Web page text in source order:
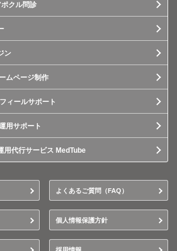
クル問診
ン
ムページ制作
ィールサポート
用サポート
用代行サービス MedTube
よくあるご質問（FAQ）
個人情報保護方針